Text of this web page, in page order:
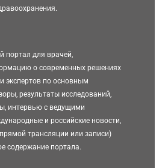
портал для врачей,
о современных решениях
экспертов по основным
результаты исследований,
интервью с ведущими
и российские новости,
трансляции или записи)
содержание портала.